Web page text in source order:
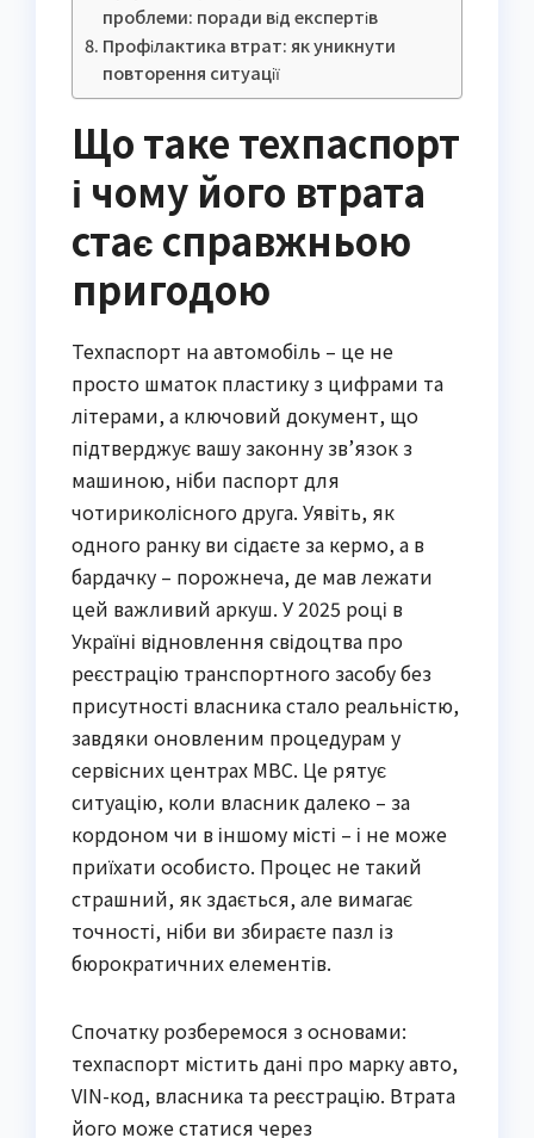
проблеми: поради від експертів
Профілактика втрат: як уникнути
повторення ситуації
Що таке техпаспорт
і чому його втрата
стає справжньою
пригодою
Техпаспорт на автомобіль – це не
просто шматок пластику з цифрами та
літерами, а ключовий документ, що
підтверджує вашу законну зв’язок з
машиною, ніби паспорт для
чотириколісного друга. Уявіть, як
одного ранку ви сідаєте за кермо, а в
бардачку – порожнеча, де мав лежати
цей важливий аркуш. У 2025 році в
Україні відновлення свідоцтва про
реєстрацію транспортного засобу без
присутності власника стало реальністю,
завдяки оновленим процедурам у
сервісних центрах МВС. Це рятує
ситуацію, коли власник далеко – за
кордоном чи в іншому місті – і не може
приїхати особисто. Процес не такий
страшний, як здається, але вимагає
точності, ніби ви збираєте пазл із
бюрократичних елементів.
Спочатку розберемося з основами:
техпаспорт містить дані про марку авто,
VIN-код, власника та реєстрацію. Втрата
його може статися через